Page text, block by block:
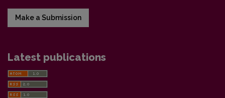
Make a Submission
Latest publications